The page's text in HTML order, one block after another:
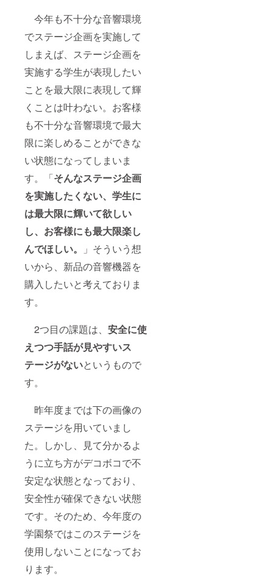
今年も不十分な音響環境
でステージ企画を実施して
しまえば、ステージ企画を
実施する学生が表現したい
ことを最大限に表現して輝
くことは叶わない。お客様
も不十分な音響環境で最大
限に楽しめることができな
い状態になってしまいま
す。「そんなステージ企画
を実施したくない、学生に
は最大限に輝いて欲しい
し、お客様にも最大限楽し
んでほしい。
」そういう想
いから、新品の音響機器を
購入したいと考えておりま
す。
2つ目の課題は、 安全に使
えつつ手話が見やすいス
テージがないというもので
す。
昨年度までは下の画像の
ステージを用いていまし
た。しかし、見て分かるよ
うに立ち方がデコボコで不
安定な状態となっており、
安全性が確保できない状態
です。そのため、今年度の
学園祭ではこのステージを
使用しないことになってお
ります。